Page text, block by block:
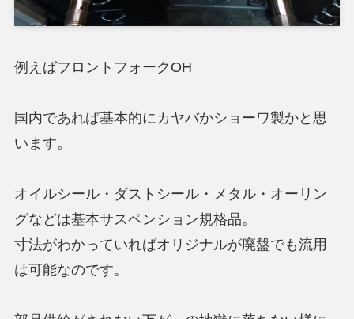
例えばフロントフォークOH
国内であれば基本的にカヤバかショーワ製かと思
います。
オイルシール・ダストシール・メタル・オーリン
グなどは基本サスペンション規格品。
寸法がわかっていればオリジナルが廃盤でも流用
は可能なのです。